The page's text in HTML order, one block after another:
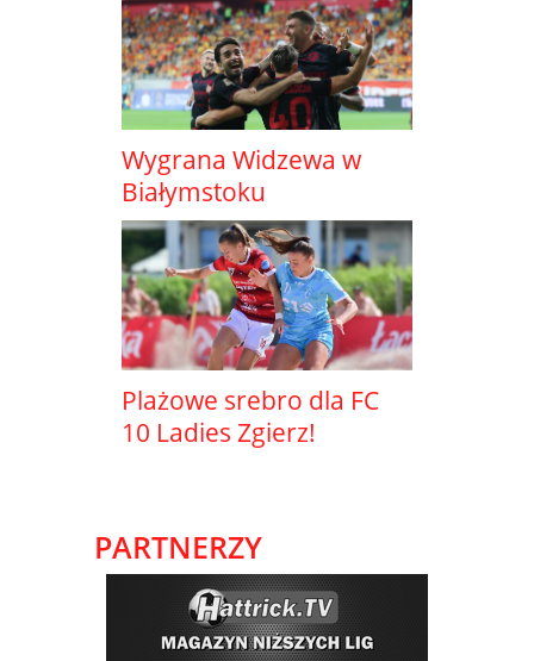
Wygrana Widzewa w
Białymstoku
Plażowe srebro dla FC
10 Ladies Zgierz!
PARTNERZY